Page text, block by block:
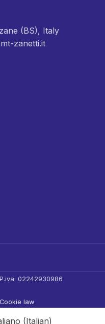
(BS), Italy
zanetti.it
02242930986
Cookie law
(Italian)